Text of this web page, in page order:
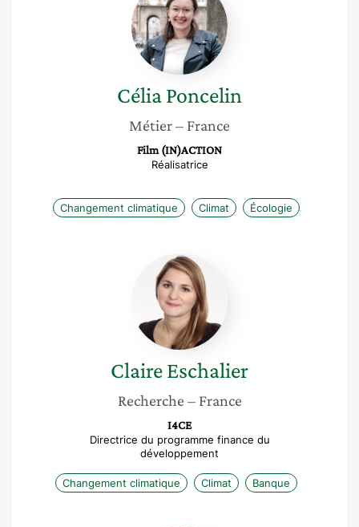
CéliaPoncelin
Métier– France
Film (IN)ACTION
Réalisatrice
Changement climatique Climat Écologie
Claire
Eschalier
ClaireEschalier
Recherche – France
I4CE
Directrice du programme finance du
développement
Changement climatique Climat Banque